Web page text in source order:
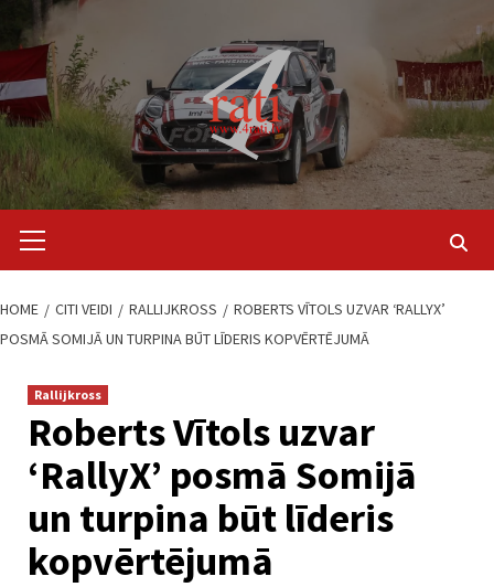
content
Menu
HOME CITI VEIDI RALLIJKROSS
ROBERTS VĪTOLS UZVAR ‘RALLYX’
POSMĀ SOMIJĀ UN TURPINA BŪT LĪDERIS KOPVĒRTĒJUMĀ
Rallijkross
Roberts Vītols uzvar
‘RallyX’ posmā Somijā
un turpina būt līderis
kopvērtējumā